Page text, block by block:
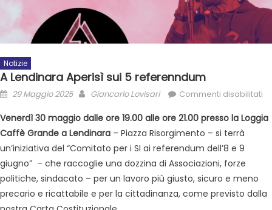
Notizie
A Lendinara Aperisì sui 5 referenndum
29 Maggio 2025 Giancarlo Lovisari Commenti disabilitati
Venerdì 30 maggio dalle ore 19.00 alle ore 21.00 presso la Loggia
Caffè Grande a Lendinara – Piazza Risorgimento – si terrà
un’iniziativa del “Comitato per i SI ai referendum dell’8 e 9
giugno” – che raccoglie una dozzina di Associazioni, forze
politiche, sindacato – per un lavoro più giusto, sicuro e meno
precario e ricattabile e per la cittadinanza, come previsto dalla